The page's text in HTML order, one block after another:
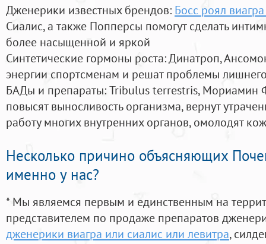
Дженерики известных брендов: Босс роял
Сиалис, а также Попперсы помогут сделать
более насыщенной и яркой
Синтетические гормоны роста: Динатроп,
энергии спортсменам и решат проблемы
БАДы и препараты:Tribulus terrestris, Мориамин
повысят выносливость организма, вернут
работу многих внутренних органов, омолодят
Несколько причино объясняющих
именно у нас?
* Мы являемся первым и единственным на
представителем по продаже препаратов
дженерики виагра или сиалис или левитра,